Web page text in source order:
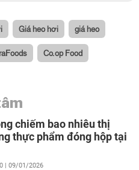
Giá heo hơi giá heo
Co.op Food
chiếm bao nhiêu thị
thực phẩm đóng hộp tại
| 09/01/2026